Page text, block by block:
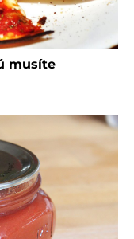
musíte